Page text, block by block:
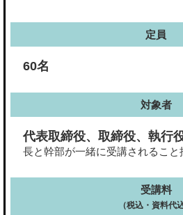
定員
60名
対象者
代表取締役、取締役、執行
長と幹部が一緒に受講されること
受講料
（税込・資料代込